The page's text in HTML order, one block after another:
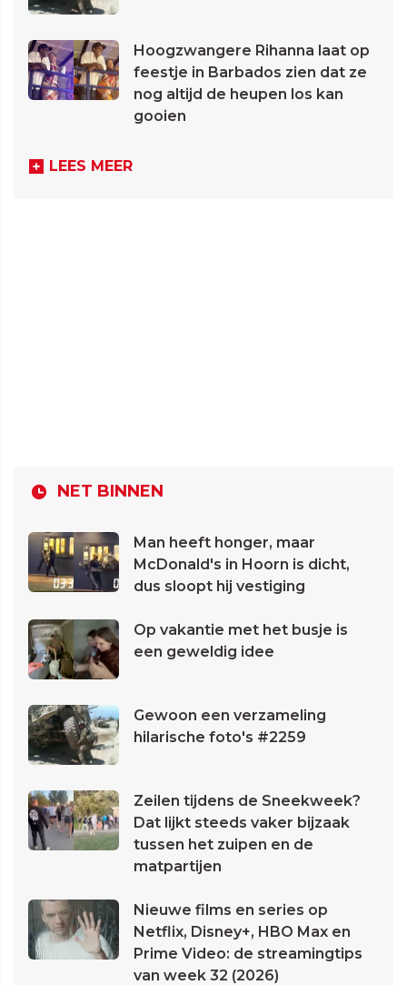
Hoogzwangere Rihanna laat op
feestje in Barbados zien dat ze
nog altijd de heupen los kan
gooien
LEES MEER
NET BINNEN
Man heeft honger, maar
McDonald's in Hoorn is dicht,
dus sloopt hij vestiging
Op vakantie met het busje is
een geweldig idee
Gewoon een verzameling
hilarische foto's #2259
Zeilen tijdens de Sneekweek?
Dat lijkt steeds vaker bijzaak
tussen het zuipen en de
matpartijen
Nieuwe films en series op
Netflix, Disney+, HBO Max en
Prime Video: de streamingtips
van week 32 (2026)